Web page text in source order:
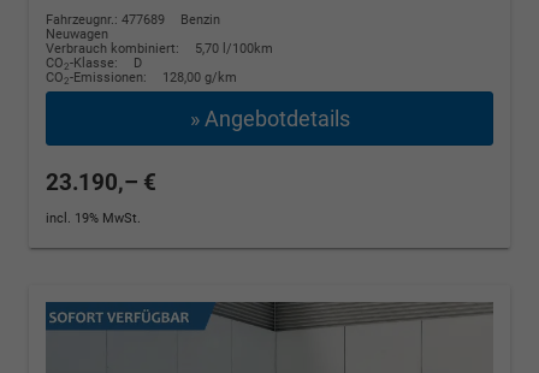
Fahrzeugnr.: 477689
Benzin
Neuwagen
Verbrauch kombiniert:
5,70 l/100km
CO2-Klasse:
D
CO2-Emissionen: 128,00 g/km
» Angebotdetails
23.190,– €
incl. 19% MwSt.